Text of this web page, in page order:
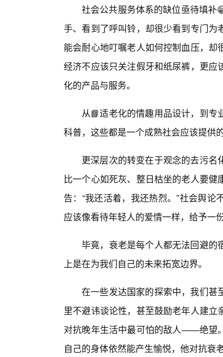
社会公共服务体系的缺位亟待填补
手、看到了呼叫铃，却很少看到专门
能会耐心地叮嘱老人如何控制血压，
经济不应该只关注假牙和纸尿裤，更
化的产品与服务。
从📘适老化的情趣用品设计，到
科普，这些都是一个成熟社会应该提供
更深层次的转变在于观念的去污
比一个心如死灰、整日枯坐的老人要
告：“我还活着，我还热烈。”社会舆
应该像看待年轻人的爱情一样，给予一
毕竟，衰老是每个人都无法回避
上是在为我们自己的未来拓宽边界。
在一些发达国家的探索中，我们甚
里不避讳谈论性，甚至鼓励老年人建
对抗晚年生活中最可怕的敌人——绝望
自己的身体依然能产生愉悦，他对抗衰